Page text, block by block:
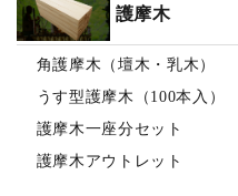
護摩木
角護摩木（壇木・乳木）
うす型護摩木（100本入）
護摩木一座分セット
護摩木アウトレット